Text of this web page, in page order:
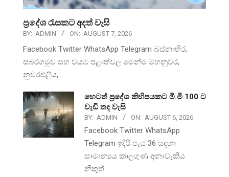
ප්‍රදේශ රැසකට අදත් වැසි
BY: ADMIN ON: AUGUST 7, 2026
Facebook Twitter WhatsApp Telegram බස්නාහිර,
සබරගමුව සහ වයඹ පළාත්වල මෙන්ම මහනුවර,
නුවරඑළිය,
හෙටත් ප්‍රදේශ කිහිපයකට මි.මී 100 ට
වැඩි තද වැසි
BY: ADMIN ON: AUGUST 6, 2026
Facebook Twitter WhatsApp
Telegram ඉදිරි පැය 36 සඳහා
සාමාන්‍යය කාලගුණ අනාවැකිය
නිකුත්